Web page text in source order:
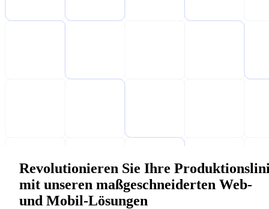
Revolutionieren Sie Ihre
mit unseren maßgeschneiderten Web-
und Mobil-Lösungen